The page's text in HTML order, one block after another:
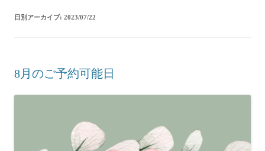
日別アーカイブ: 2023/07/22
8月のご予約可能日